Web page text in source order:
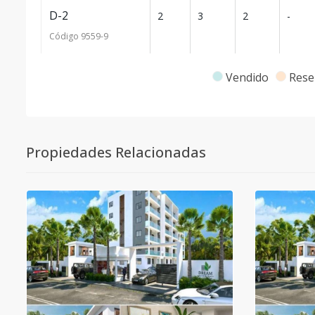
D-2
Código 9559-9
2 3 2 -
2 -
Código 9559-11
Código 9559-1
Vendido
Propiedades Relacionadas